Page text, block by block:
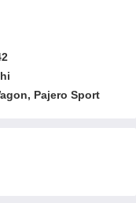
Pajero Sport